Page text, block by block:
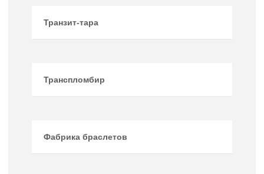
Транзит-тара
Транспломбир
Фабрика браслетов